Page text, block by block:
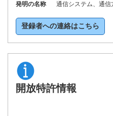
発明の名称
通信システム、通
登録者への連絡はこちら
開放特許情報